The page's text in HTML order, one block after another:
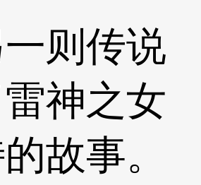
传说
神之女
故事。